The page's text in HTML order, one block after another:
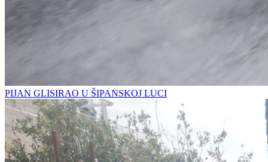
PIJAN GLISIRAO U ŠIPANSKOJ LUCI